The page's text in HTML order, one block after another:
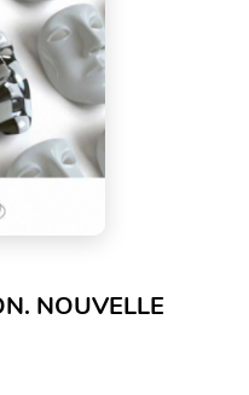
NOUVELLE